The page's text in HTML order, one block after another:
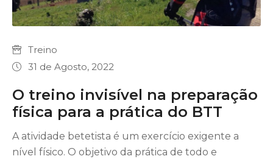
Treino
31 de Agosto, 2022
O treino invisível na preparação
física para a prática do BTT
A atividade betetista é um exercício exigente a
nível físico. O objetivo da prática de todo e